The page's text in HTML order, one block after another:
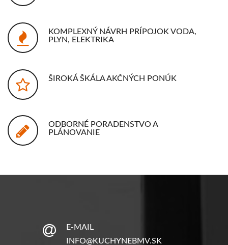
KOMPLEXNÝ NÁVRH PRÍPOJOK VODA,
PLYN, ELEKTRIKA
ŠIROKÁ ŠKÁLA AKČNÝCH PONÚK
ODBORNÉ PORADENSTVO A
PLÁNOVANIE
E-MAIL
INFO@KUCHYNEBMV.SK